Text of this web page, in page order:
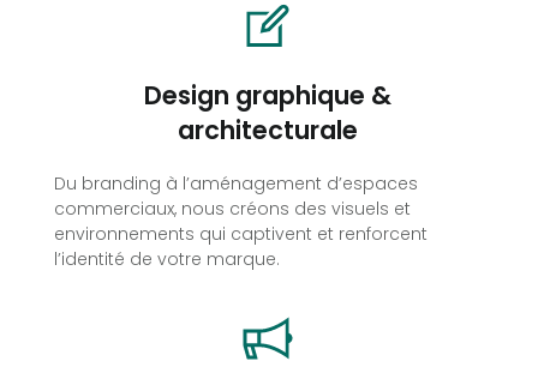
Design graphique &
architecturale
Du branding à l’aménagement d’espaces
commerciaux, nous créons des visuels et
environnements qui captivent et renforcent
l’identité de votre marque.